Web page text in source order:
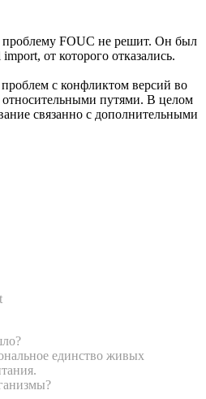
проблему FOUC не решит. Он был
от которого отказались.
с конфликтом версий во
путями. В целом
связанно с дополнительными
единство живых